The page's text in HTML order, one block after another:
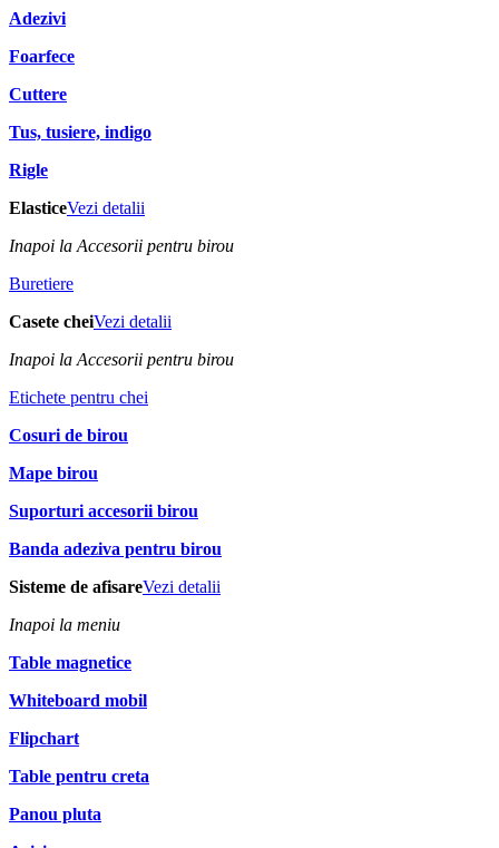
Adezivi
Foarfece
Cuttere
Tus, tusiere, indigo
Rigle
ElasticeVezi detalii
Inapoi la Accesorii pentru birou
Buretiere
Casete cheiVezi detalii
Inapoi la Accesorii pentru birou
Etichete pentru chei
Cosuri de birou
Mape birou
Suporturi accesorii birou
Banda adeziva pentru birou
Sisteme de afisareVezi detalii
Inapoi la meniu
Table magnetice
Whiteboard mobil
Flipchart
Table pentru creta
Panou pluta